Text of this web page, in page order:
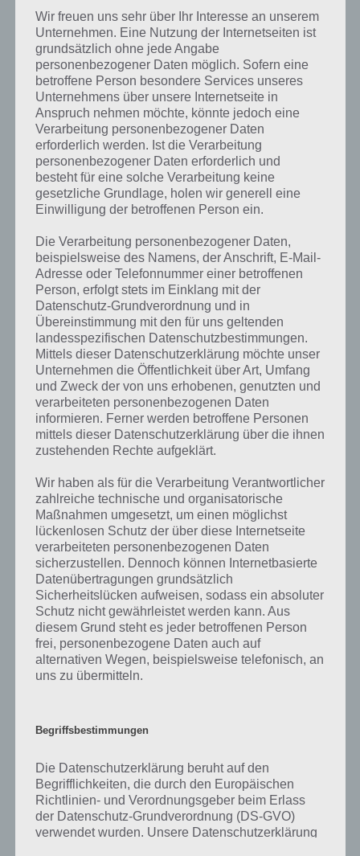
Kurze Begriffserklärung zur Lösung
Schwein
4 Bilder 1 Wort, doch welche Bedeutung hat dieses eigentlich und
was gibt es dazu zu wissen? Passt das Wort auch zu Landleben? Zu
bestimmten Lösungen präsentieren wir daher auch immer eine
kurze Begriffserklärung!
Zu Schwein haben wir zunächst keine weiteren Informationen parat!
Auf WhatsApp teilen Teilen auf Facebook
Mehr Artikel hier auf Touchportal
Wir freuen uns sehr über Ihr Interesse an unserem
Unternehmen. Eine Nutzung der Internetseiten ist
grundsätzlich ohne jede Angabe
personenbezogener Daten möglich. Sofern eine
betroffene Person besondere Services unseres
Unternehmens über unsere Internetseite in
Anspruch nehmen möchte, könnte jedoch eine
Verarbeitung personenbezogener Daten
erforderlich werden. Ist die Verarbeitung
personenbezogener Daten erforderlich und
besteht für eine solche Verarbeitung keine
gesetzliche Grundlage, holen wir generell eine
Einwilligung der betroffenen Person ein.
Die Verarbeitung personenbezogener Daten,
beispielsweise des Namens, der Anschrift, E-Mail-
Adresse oder Telefonnummer einer betroffenen
Person, erfolgt stets im Einklang mit der
Datenschutz-Grundverordnung und in
Übereinstimmung mit den für uns geltenden
landesspezifischen Datenschutzbestimmungen.
Mittels dieser Datenschutzerklärung möchte unser
Unternehmen die Öffentlichkeit über Art, Umfang
und Zweck der von uns erhobenen, genutzten und
verarbeiteten personenbezogenen Daten
informieren. Ferner werden betroffene Personen
mittels dieser Datenschutzerklärung über die ihnen
zustehenden Rechte aufgeklärt.
Wir haben als für die Verarbeitung Verantwortlicher
zahlreiche technische und organisatorische
Maßnahmen umgesetzt, um einen möglichst
lückenlosen Schutz der über diese Internetseite
verarbeiteten personenbezogenen Daten
sicherzustellen. Dennoch können Internetbasierte
Datenübertragungen grundsätzlich
Sicherheitslücken aufweisen, sodass ein absoluter
Schutz nicht gewährleistet werden kann. Aus
diesem Grund steht es jeder betroffenen Person
frei, personenbezogene Daten auch auf
alternativen Wegen, beispielsweise telefonisch, an
uns zu übermitteln.
Begriffsbestimmungen
Die Datenschutzerklärung beruht auf den
Begrifflichkeiten, die durch den Europäischen
Richtlinien- und Verordnungsgeber beim Erlass
der Datenschutz-Grundverordnung (DS-GVO)
verwendet wurden. Unsere Datenschutzerklärung